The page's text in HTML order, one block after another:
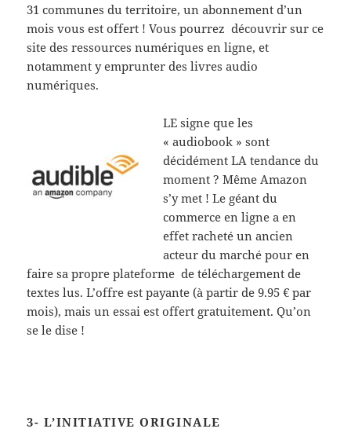
31 communes du territoire, un abonnement d’un
mois vous est offert ! Vous pourrez découvrir sur ce
site des ressources numériques en ligne, et
notamment y emprunter des livres audio
numériques.
LE signe que les
« audiobook » sont
décidément LA tendance du
moment ? Même Amazon
s’y met ! Le géant du
commerce en ligne a en
effet racheté un ancien
acteur du marché pour en
faire sa propre plateforme de téléchargement de
textes lus. L’offre est payante (à partir de 9.95 € par
mois), mais un essai est offert gratuitement. Qu’on
se le dise !
3- L’INITIATIVE ORIGINALE